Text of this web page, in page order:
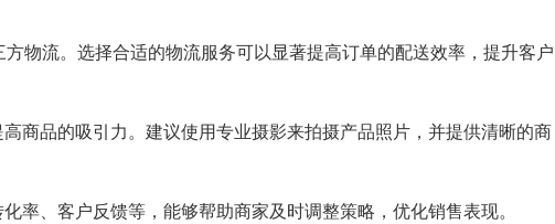
物流。选择合适的物流服务可以显著提高订单的配送效率，提升客户
商品的吸引力。建议使用专业摄影来拍摄产品照片，并提供清晰的商
率、客户反馈等，能够帮助商家及时调整策略，优化销售表现。